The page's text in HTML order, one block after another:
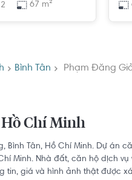
2 67 m²
Bình Tân Phạm Đăng
Chí Minh
Bình Tân, Hồ Chí Minh. Dự án
Minh. Nhà đất, căn hộ dịch
tin, giá và hình ảnh thật được